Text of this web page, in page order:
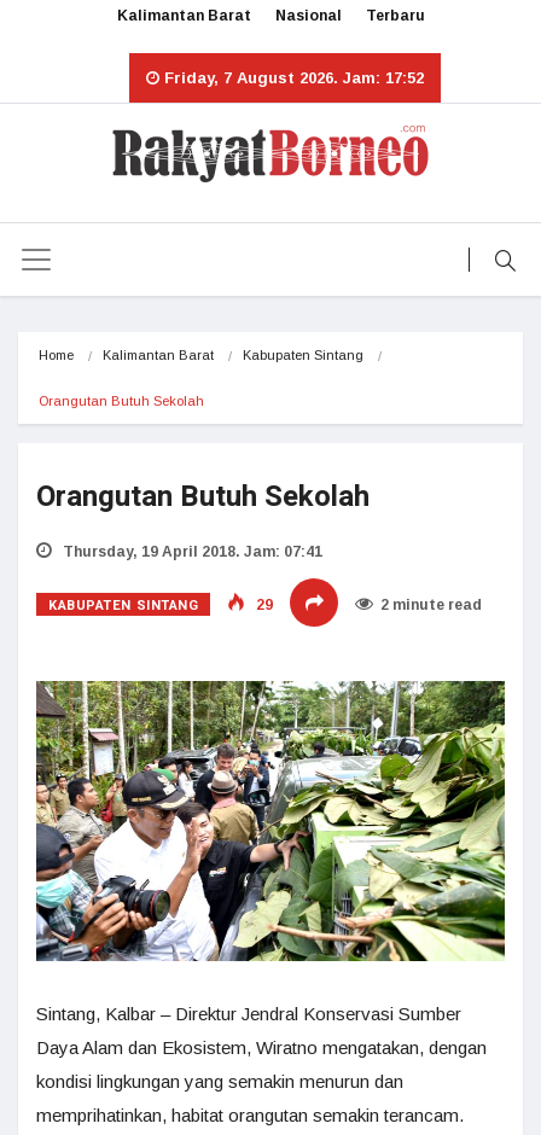
Kalimantan Barat Nasional Terbaru
Friday, 7 August 2026. Jam: 17:52
Home Kalimantan Barat Kabupaten Sintang
Orangutan Butuh Sekolah
Orangutan Butuh Sekolah
Thursday, 19 April 2018. Jam: 07:41
KABUPATEN SINTANG 29 2 minute read
Sintang, Kalbar – Direktur Jendral Konservasi Sumber
Daya Alam dan Ekosistem, Wiratno mengatakan, dengan
kondisi lingkungan yang semakin menurun dan
memprihatinkan, habitat orangutan semakin terancam.